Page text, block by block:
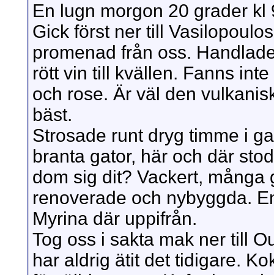
En lugn morgon 20 grader kl
Gick först ner till
promenad från oss.
rött vin till kvällen. Fanns
och rose. Är väl den
bäst.
Strosade runt dryg timme i
branta gator, här och där
dom sig dit? Vackert,
renoverade och nybyggda.
Myrina där uppifrån.
Tog oss i sakta mak ner till
har aldrig ätit det tidigare.